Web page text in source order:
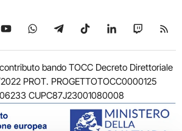
su X
Seguici su YouTube
Seguici su WhatsApp
Seguici su Telegram
Seguici su TikTok
Seguici su
Seguici
bando TOCC Decreto Direttoriale
PROT. PROGETTOTOCC0000125
CUPC87J23001080008